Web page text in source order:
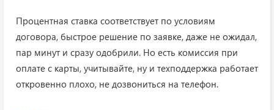
Процентная ставка соответствует по условиям
договора, быстрое решение по заявке, даже не ожидал,
пар минут и сразу одобрили. Но есть комиссия при
оплате с карты, учитывайте, ну и техподдержка работает
откровенно плохо, не дозвониться на телефон.